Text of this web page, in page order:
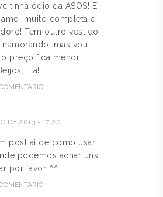
tinha ódio da ASOS! É
muito completa e
Tem outro vestido
mas vou
preço fica menor
Lia!
DE 2013 - 17:20
post ai de como usar
podemos achar uns
por favor ^^